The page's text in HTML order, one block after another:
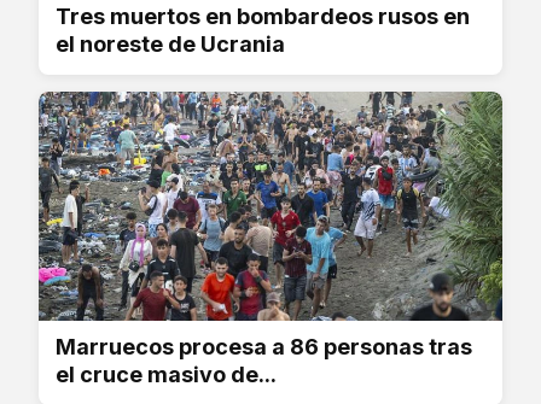
Tres muertos en bombardeos rusos en
el noreste de Ucrania
Marruecos procesa a 86 personas tras
el cruce masivo de...